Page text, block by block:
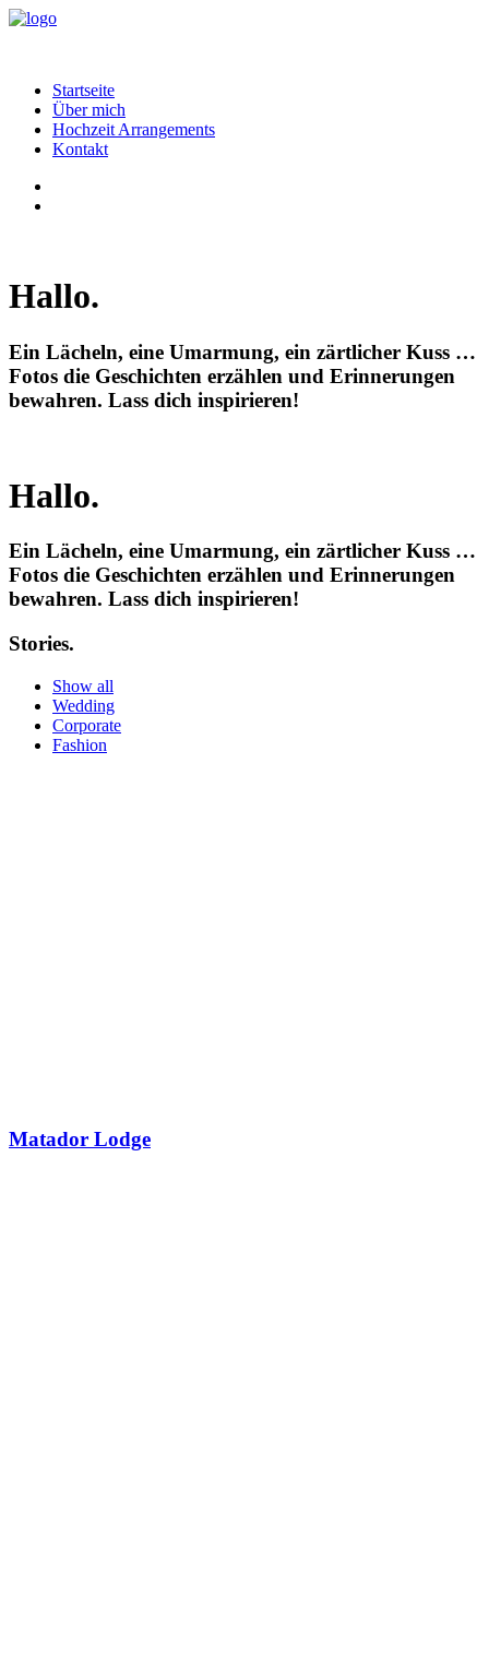
Startseite
Über mich
Hochzeit Arrangements
Kontakt
Hallo.
Ein Lächeln, eine Umarmung, ein zärtlicher Kuss …
Fotos die Geschichten erzählen und Erinnerungen
bewahren. Lass dich inspirieren!
Hallo.
Ein Lächeln, eine Umarmung, ein zärtlicher Kuss …
Fotos die Geschichten erzählen und Erinnerungen
bewahren. Lass dich inspirieren!
Stories.
Show all
Wedding
Corporate
Fashion
Matador Lodge